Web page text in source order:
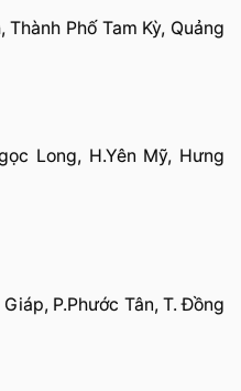
Phố Tam Kỳ, Quảng
Long, H.Yên Mỹ, Hưng
P.Phước Tân, T. Đồng